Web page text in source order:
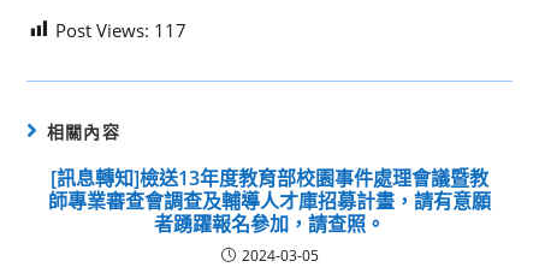
Post Views: 117
相關內容
[訊息轉知]檢送13年度教育部校園事件處理會議暨教
師專業審查會調查及輔導人才庫招募計畫，請有意願
者踴躍報名參加，請查照。
2024-03-05